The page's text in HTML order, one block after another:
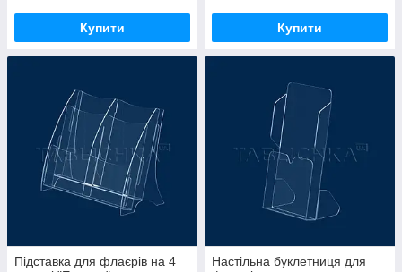
Купити Купити
Підставка для флаєрів на 4
Настільна буклетниця для